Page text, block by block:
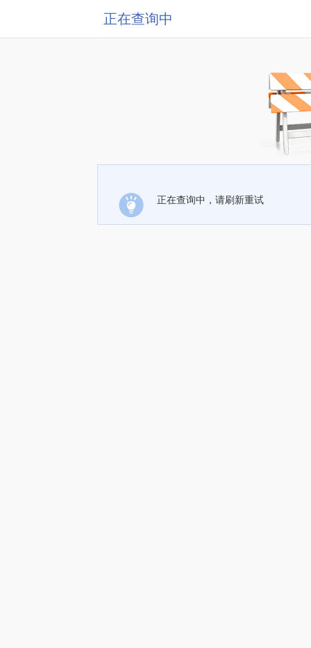
正在查询中
正在查询中，请刷新重试